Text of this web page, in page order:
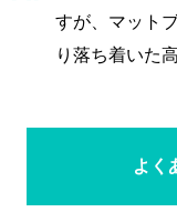
すが、マット
り落ち着いた
よく